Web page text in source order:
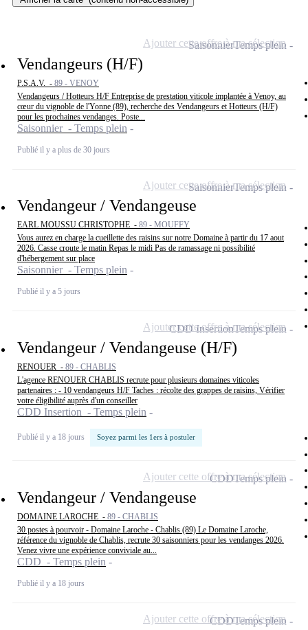
Vendangeurs (H/F)
P.S.A.V. - 89 - VENOY
Vendangeurs / Hotteurs H/F Entreprise de prestation viticole implantée à Venoy, au
cœur du vignoble de l'Yonne (89), recherche des Vendangeurs et Hotteurs (H/F)
pour les prochaines vendanges. Poste...
Saisonnier - Temps plein
Publié il y a plus de 30 jours
SaisonnierTemps plein
Ajouter cette offre à ma sélection
Vendangeur / Vendangeuse
EARL MOUSSU CHRISTOPHE - 89 - MOUFFY
Vous aurez en charge la cueillette des raisins sur notre Domaine à partir du 17 aout
2026. Casse croute le matin Repas le midi Pas de ramassage ni possibilité
d'hébergement sur place
Saisonnier - Temps plein
Publié il y a 5 jours
SaisonnierTemps plein
Ajouter cette offre à ma sélection
Vendangeur / Vendangeuse (H/F)
RENOUER - 89 - CHABLIS
L'agence RENOUER CHABLIS recrute pour plusieurs domaines viticoles
partenaires : - 10 vendangeurs H/F Taches : récolte des grappes de raisins, Vérifier
votre éligibilité auprès d'un conseiller
CDD Insertion - Temps plein
Publié il y a 18 jours Soyez parmi les 1ers à postuler
CDD InsertionTemps plein
Ajouter cette offre à ma sélection
Vendangeur / Vendangeuse
DOMAINE LAROCHE - 89 - CHABLIS
30 postes à pourvoir - Domaine Laroche - Chablis (89) Le Domaine Laroche,
référence du vignoble de Chablis, recrute 30 saisonniers pour les vendanges 2026.
Venez vivre une expérience conviviale au...
CDD - Temps plein
Publié il y a 18 jours
CDDTemps plein
Ajouter cette offre à ma sélection
CDDTemps plein
Ajouter cette offre à ma sélection